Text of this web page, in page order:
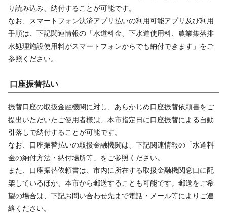
り読み込み、納付することが可能です。
なお、スマートフォン決済アプリ払いの利用可能アプリ及び利用
手順は、下記関連情報の「水道料金、下水道使用料、農業集落排
水処理施設使用料がスマートフォンからでも納付できます」をご
参照ください。
口座振替払い
振替口座の取扱金融機関に対し、あらかじめ口座振替依頼書をご
提出いただいたご使用者様は、本市指定日に口座振替による自動
引落しで納付することが可能です。
なお、口座振替払いの取扱金融機関は、下記関連情報の「水道料
金の納付方法・納付場所等」をご参照ください。
また、口座振替依頼書は、市内に所在する取扱金融機関窓口に配
架しているほか、本市から郵送することも可能です。郵送をご希
望の場合は、下記お問い合わせ先まで電話・メール等によりご連
絡ください。